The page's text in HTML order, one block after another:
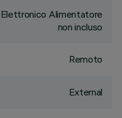
Elettronico Alimentatore
non incluso
Remoto
External